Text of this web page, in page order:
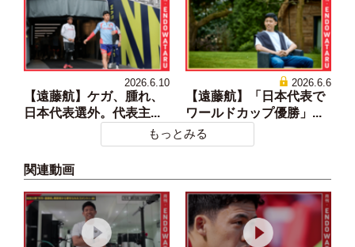
2026.6.10
【遠藤航】ケガ、腫れ、
日本代表選外。代表主...
2026.6.6
【遠藤航】「日本代表で
ワールドカップ優勝」...
もっとみる
関連動画